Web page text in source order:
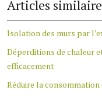
Articles
Isolation des murs par
Déperditions de chaleur
efficacement
Réduire la consommation